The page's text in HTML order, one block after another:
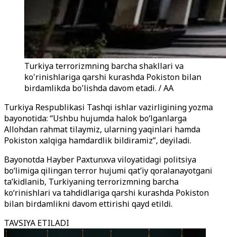
Turkiya terrorizmning barcha shakllari va
ko'rinishlariga qarshi kurashda Pokiston bilan
birdamlikda bo'lishda davom etadi. / AA
Turkiya Respublikasi Tashqi ishlar vazirligining yozma
bayonotida: “Ushbu hujumda halok bo‘lganlarga
Allohdan rahmat tilaymiz, ularning yaqinlari hamda
Pokiston xalqiga hamdardlik bildiramiz”, deyiladi.
Bayonotda Hayber Paxtunxva viloyatidagi politsiya
bo‘limiga qilingan terror hujumi qat’iy qoralanayotgani
ta’kidlanib, Turkiyaning terrorizmning barcha
ko‘rinishlari va tahdidlariga qarshi kurashda Pokiston
bilan birdamlikni davom ettirishi qayd etildi.
TAVSIYA ETILADI